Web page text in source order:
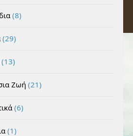
(8)
(29)
(13)
Ζωή (21)
(6)
(1)